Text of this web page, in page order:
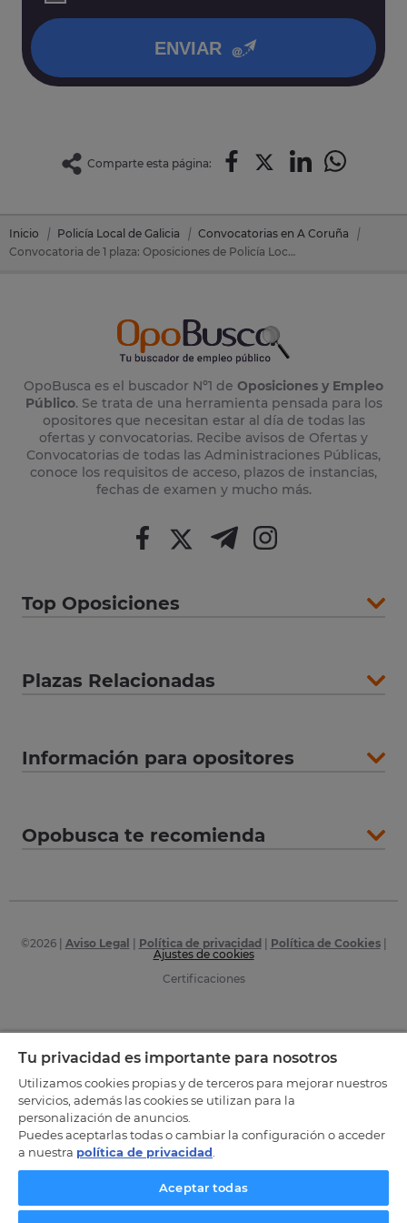
ENVIAR
Comparte esta página:
Inicio Policía Local de Galicia
Convocatorias en A Coruña
Convocatoria de 1 plaza: Oposiciones de Policía Local Galicia en Muros (A Coruña)
OpoBusca es el buscador Nº1 de Oposiciones y Empleo
Público. Se trata de una herramienta pensada para los
opositores que necesitan estar al día de todas las
ofertas y convocatorias. Recibe avisos de Ofertas y
Convocatorias de todas las Administraciones Públicas,
conoce los requisitos de acceso, plazos de instancias,
fechas de examen y mucho más.
Top Oposiciones
Plazas Relacionadas
Información para opositores
Opobusca te recomienda
©2026| Aviso Legal Política de privacidad Política de Cookies|
Ajustes de cookies
Certificaciones
Tu privacidad es importante para nosotros
Utilizamos cookies propias y de terceros para mejorar nuestros
servicios, además las cookies se utilizan para la
personalización de anuncios.
Puedes aceptarlas todas o cambiar la configuración o acceder
a nuestra política de privacidad
Aceptar todas